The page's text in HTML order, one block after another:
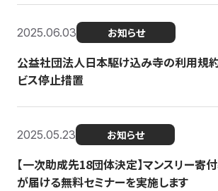
2025.06.03 お知らせ
公益社団法人日本駆け込み寺の利用規
ビス停止措置
2025.05.23 お知らせ
【一次助成先18団体決定】マンスリー寄
が届ける無料セミナーを実施します